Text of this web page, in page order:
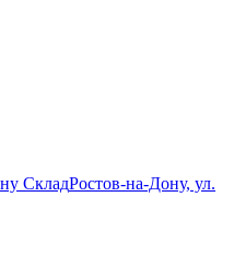
Ростов-на-Дону, ул.